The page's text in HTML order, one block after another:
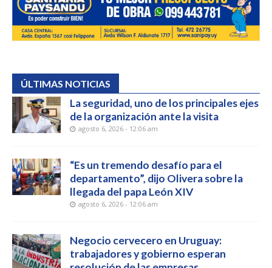
ÚLTIMAS NOTICIAS
La seguridad, uno de los principales ejes
de la organización ante la visita
agosto 6, 2026 - 12:06 am
“Es un tremendo desafío para el
departamento”, dijo Olivera sobre la
llegada del papa León XIV
agosto 6, 2026 - 12:06 am
Negocio cervecero en Uruguay:
trabajadores y gobierno esperan